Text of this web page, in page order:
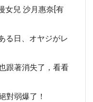
女兒 沙月惠奈[有
る日、オヤジがレ
跟著消失了，看看
對弱爆了！